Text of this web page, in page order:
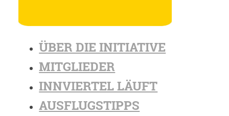
ÜBER DIE INITIATIVE
MITGLIEDER
INNVIERTEL LÄUFT
AUSFLUGSTIPPS